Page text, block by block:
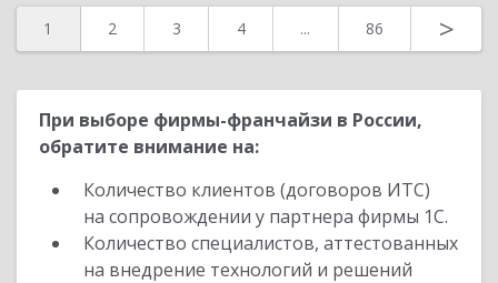
1 2 3 4 ... 86 >
При выборе фирмы-франчайзи в России,
обратите внимание на:
Количество клиентов (договоров ИТС)
на сопровождении у партнера фирмы 1С.
Количество специалистов, аттестованных
на внедрение технологий и решений